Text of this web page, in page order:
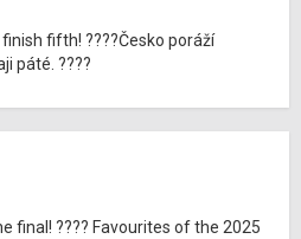
fifth! ????Česko poráží
páté. ????
final! ???? Favourites of the 2025